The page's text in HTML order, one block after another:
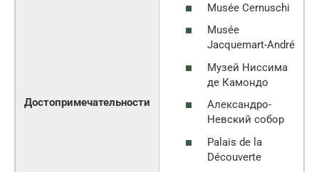
Достопримечательности
Musée Cernuschi
Musée
Jacquemart-André
Музей Ниссима
де Камондо
Александро-
Невский собор
Palais de la
Découverte